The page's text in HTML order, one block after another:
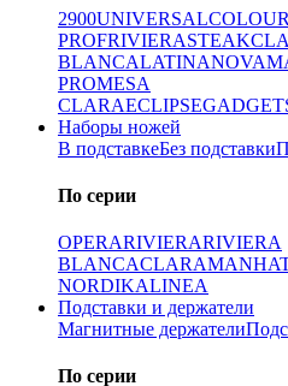
2900UNIVERSAL
PROFRIVIERASTEAK
BLANCALATINANOVA
PROMESA
CLARAECLIPSE
Наборы ножей
В подставкеБез подставки
По серии
OPERARIVIERARIVIERA
BLANCACLARA
NORDIKALINEA
Подставки и держатели
Магнитные держатели
По серии